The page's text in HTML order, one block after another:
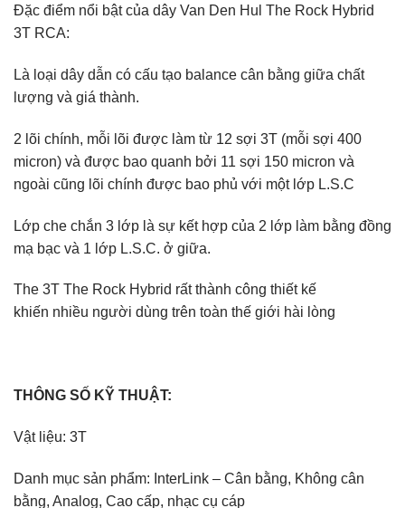
Đặc điểm nổi bật của dây Van Den Hul The Rock Hybrid
3T RCA:
Là loại dây dẫn có cấu tạo balance cân bằng giữa chất
lượng và giá thành.
2 lõi chính, mỗi lõi được làm từ 12 sợi 3T (mỗi sợi 400
micron) và được bao quanh bởi 11 sợi 150 micron và
ngoài cũng lõi chính được bao phủ với một lớp L.S.C
Lớp che chắn 3 lớp là sự kết hợp của 2 lớp làm bằng đồng
mạ bạc và 1 lớp L.S.C. ở giữa.
The 3T The Rock Hybrid rất thành công thiết kế
khiến nhiều người dùng trên toàn thế giới hài lòng
THÔNG SỐ KỸ THUẬT:
Vật liệu: 3T
Danh mục sản phẩm: InterLink – Cân bằng, Không cân
bằng, Analog, Cao cấp, nhạc cụ cáp